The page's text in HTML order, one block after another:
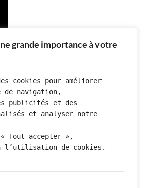
grande importance à votre
cookies pour améliorer
de navigation,
publicités et des
et analyser notre
Tout accepter »,
l’utilisation de cookies.